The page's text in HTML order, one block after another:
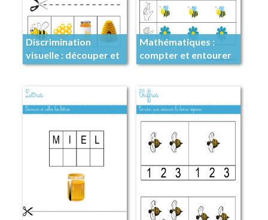
Discrimination
visuelle : découper et
placer les paires
Mathématiques :
compter et entourer